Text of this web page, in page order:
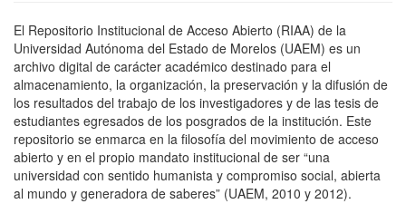
El Repositorio Institucional de Acceso Abierto (RIAA) de la
Universidad Autónoma del Estado de Morelos (UAEM) es un
archivo digital de carácter académico destinado para el
almacenamiento, la organización, la preservación y la difusión de
los resultados del trabajo de los investigadores y de las tesis de
estudiantes egresados de los posgrados de la institución. Este
repositorio se enmarca en la filosofía del movimiento de acceso
abierto y en el propio mandato institucional de ser “una
universidad con sentido humanista y compromiso social, abierta
al mundo y generadora de saberes” (UAEM, 2010 y 2012).